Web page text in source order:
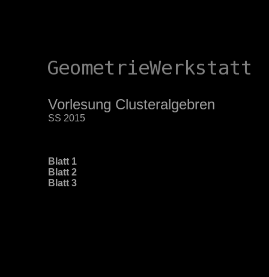
Vorlesung Clusteralgebren
SS 2015
Blatt 1
Blatt 2
Blatt 3